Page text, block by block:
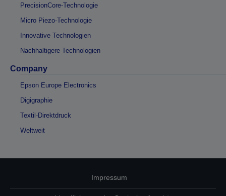
PrecisionCore-Technologie
Micro Piezo-Technologie
Innovative Technologien
Nachhaltigere Technologien
Company
Epson Europe Electronics
Digigraphie
Textil-Direktdruck
Weltweit
Impressum